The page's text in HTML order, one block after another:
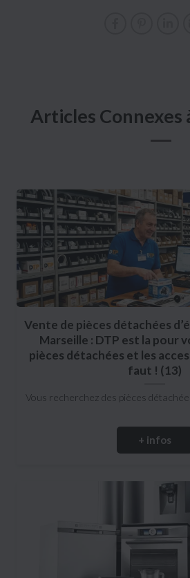
Articles Connexes
Vente de pièces détachées
Marseille : DTP est la pour
pièces détachées et les
faut ! (13)
Vous recherchez des pièces
+ infos